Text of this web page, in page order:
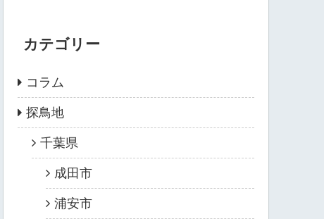
カテゴリー
コラム
探鳥地
千葉県
成田市
浦安市